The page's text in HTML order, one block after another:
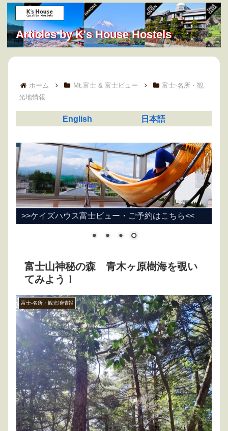
Articles by K's House Hostels
ホーム Mt.富士 & 富士ビュー
富士-名所・観
光地情報
English 日本語
>>ケイズハウス富士ビュー・ご予約はこちら<<
富士山神秘の森 青木ヶ原樹海を覗い
てみよう！
富士-名所・観光地情報